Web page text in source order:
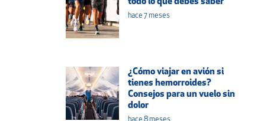
hace 7 meses
¿Cómo viajar en avión si
tienes hemorroides?
Consejos para un vuelo sin
dolor